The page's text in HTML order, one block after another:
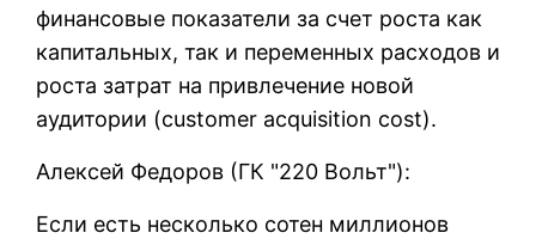
финансовые показатели за счет роста как
капитальных, так и переменных расходов и
роста затрат на привлечение новой
аудитории (customer acquisition cost).
Алексей Федоров (ГК "220 Вольт"):
Если есть несколько сотен миллионов